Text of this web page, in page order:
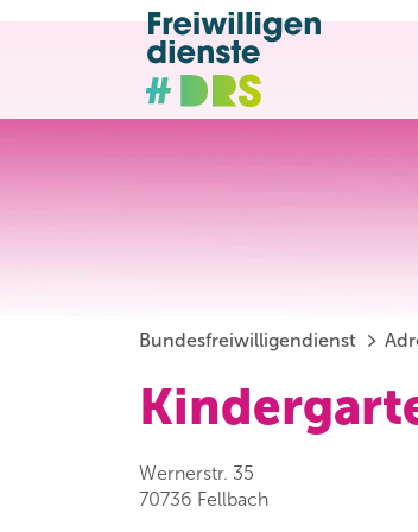
Bundesfreiwilligendienst
Wernerstr. 35
70736 Fellbach